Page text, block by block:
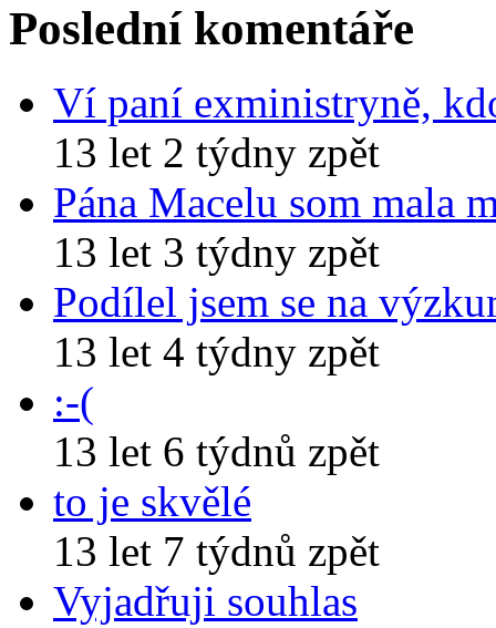
Poslední komentáře
Ví paní exministryně,
13 let 2 týdny zpět
Pána Macelu som mala
13 let 3 týdny zpět
Podílel jsem se na
13 let 4 týdny zpět
:-(
13 let 6 týdnů zpět
to je skvělé
13 let 7 týdnů zpět
Vyjadřuji souhlas